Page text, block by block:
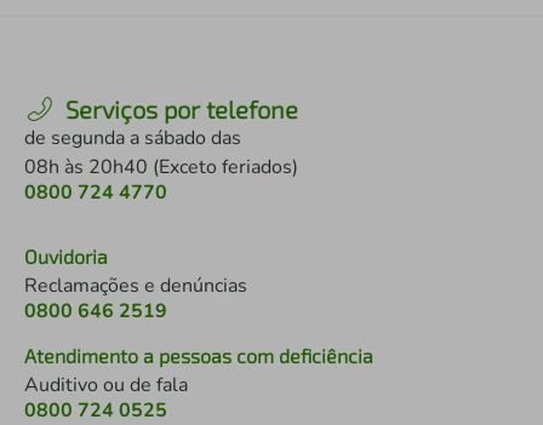
Serviços por telefone
de segunda a sábado das
08h às 20h40 (Exceto feriados)
0800 724 4770
Ouvidoria
Reclamações e denúncias
0800 646 2519
Atendimento a pessoas com deficiência
Auditivo ou de fala
0800 724 0525